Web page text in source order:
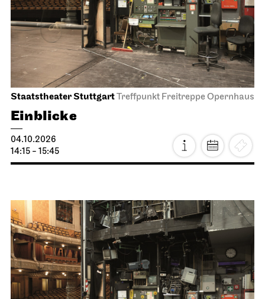
Staatstheater StuttgartTreffpunkt Freitreppe Opernhaus
Einblicke
04.10.2026
14:15 - 15:45